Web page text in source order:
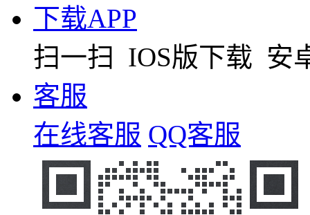
下载APP
扫一扫
IOS版下载 安
客服
在线客服 QQ客服